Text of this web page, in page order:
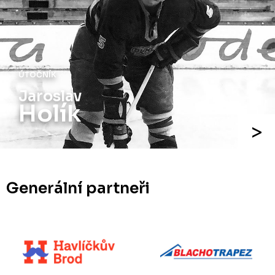
ÚTOČNÍK
Jaroslav
Holík
Generální partneři